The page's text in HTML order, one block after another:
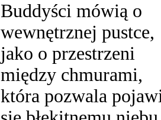
Buddyści mówią o
wewnętrznej pustce,
jako o przestrzeni
między chmurami,
która pozwala